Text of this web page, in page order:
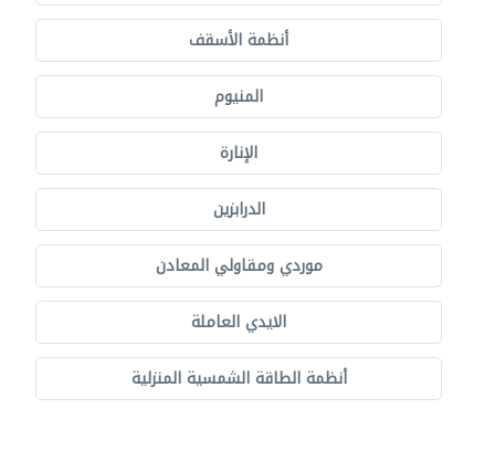
أنظمة الأسقف
المنيوم
الإنارة
الدرابزين
موردي ومقاولي المعادن
الايدي العاملة
أنظمة الطاقة الشمسية المنزلية